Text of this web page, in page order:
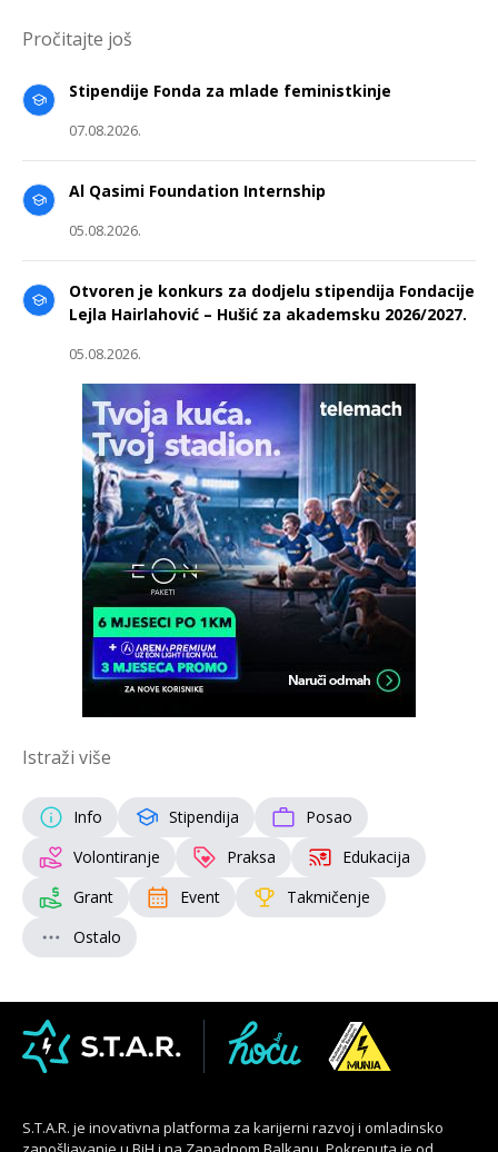
Pročitajte još
Stipendije Fonda za mlade feministkinje
07.08.2026.
Al Qasimi Foundation Internship
05.08.2026.
Otvoren je konkurs za dodjelu stipendija Fondacije
Lejla Hairlahović – Hušić za akademsku 2026/2027.
05.08.2026.
Istraži više
Info Stipendija
Posao
Volontiranje
Praksa
Edukacija
Grant
Event
Takmičenje
Ostalo
S.T.A.R. je inovativna platforma za karijerni razvoj i omladinsko